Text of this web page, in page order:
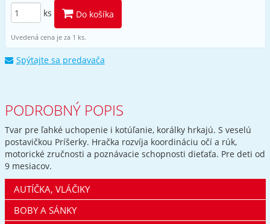
ks Do košíka
Uvedená cena je za 1 ks.
Spýtajte sa predavača
PODROBNÝ POPIS
Tvar pre ľahké uchopenie i kotúľanie, korálky hrkajú. S veselú
postavičkou Príšerky. Hračka rozvíja koordináciu očí a rúk,
motorické zručnosti a poznávacie schopnosti dieťaťa. Pre deti od
9 mesiacov.
AUTÍČKA, VLÁČIKY
BOBY A SÁNKY